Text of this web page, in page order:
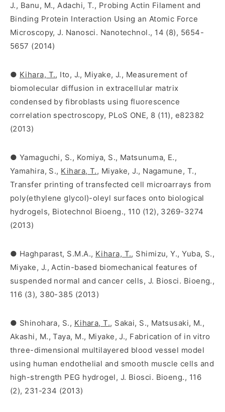
J., Banu, M., Adachi, T., Probing Actin Filament and
Binding Protein Interaction Using an Atomic Force
Microscopy, J. Nanosci. Nanotechnol., 14 (8), 5654-
5657 (2014)
● Kihara, T., Ito, J., Miyake, J., Measurement of
biomolecular diffusion in extracellular matrix
condensed by fibroblasts using fluorescence
correlation spectroscopy, PLoS ONE, 8 (11), e82382
(2013)
● Yamaguchi, S., Komiya, S., Matsunuma, E.,
Yamahira, S., Kihara, T., Miyake, J., Nagamune, T.,
Transfer printing of transfected cell microarrays from
poly(ethylene glycol)-oleyl surfaces onto biological
hydrogels, Biotechnol Bioeng., 110 (12), 3269-3274
(2013)
● Haghparast, S.M.A., Kihara, T., Shimizu, Y., Yuba, S.,
Miyake, J., Actin-based biomechanical features of
suspended normal and cancer cells, J. Biosci. Bioeng.,
116 (3), 380-385 (2013)
● Shinohara, S., Kihara, T., Sakai, S., Matsusaki, M.,
Akashi, M., Taya, M., Miyake, J., Fabrication of in vitro
three-dimensional multilayered blood vessel model
using human endothelial and smooth muscle cells and
high-strength PEG hydrogel, J. Biosci. Bioeng., 116
(2), 231-234 (2013)